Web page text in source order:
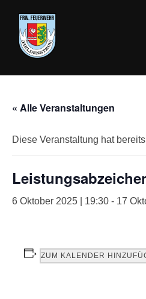
« Alle Veranstaltungen
Diese Veranstaltung hat
6 Oktober 2025 | 19:30 - 17
ZUM KALENDER